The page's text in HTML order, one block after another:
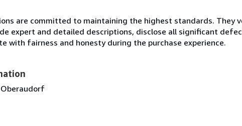
are committed to maintaining the highest standards. They
expert and detailed descriptions, disclose all significant
with fairness and honesty during the purchase experience.